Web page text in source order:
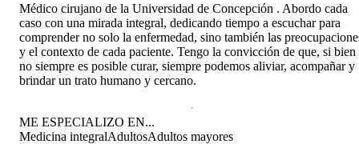
Médico cirujano de la Universidad de Concepción . Abordo cada
caso con una mirada integral, dedicando tiempo a escuchar para
comprender no solo la enfermedad, sino también las
y el contexto de cada paciente. Tengo la convicción de que, si bien
no siempre es posible curar, siempre podemos aliviar, acompañar y
brindar un trato humano y cercano.
ME ESPECIALIZO EN...
Medicina integralAdultosAdultos mayores